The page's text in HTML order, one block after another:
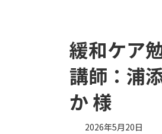
緩和ケア
講師：浦
か 様
2026年5月20日